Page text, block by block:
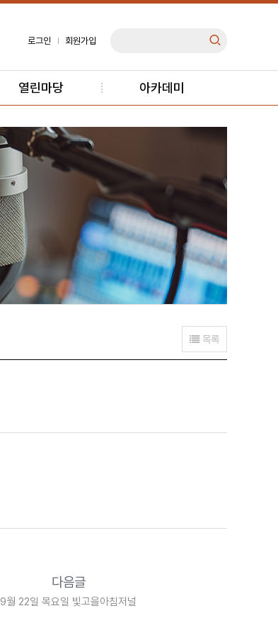
로그인 회원가입
열린마당 아카데미
목록
다음글
9월 22일 목요일 빛고을아침저널